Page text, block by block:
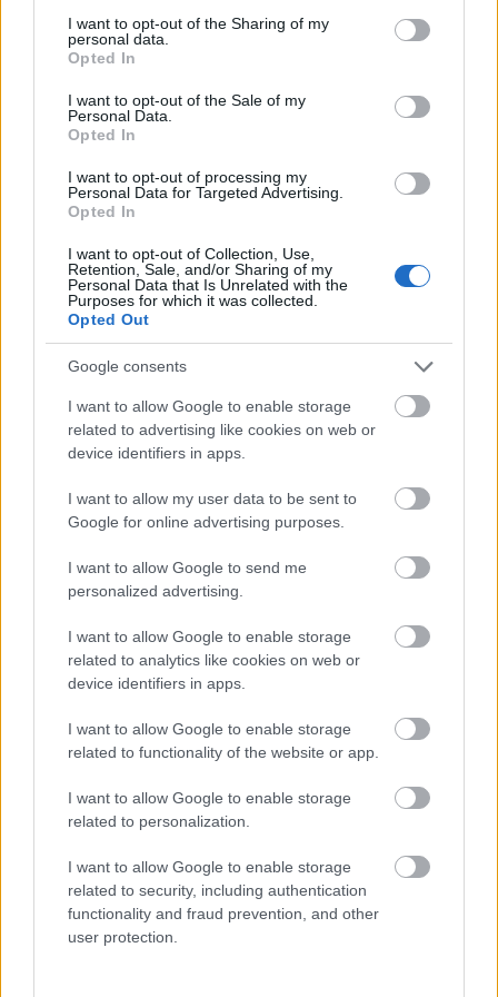
not limited to your visit or usage behaviour. You may click to
grant or deny consent to Google and its third-party tags to
use your data for below specified purposes in below Google
consent section.
I want to opt-out of the Sharing of my
personal data.
Opted In
I want to opt-out of the Sale of my
Personal Data.
Opted In
I want to opt-out of processing my
Personal Data for Targeted Advertising.
Opted In
I want to opt-out of Collection, Use,
Retention, Sale, and/or Sharing of my
Personal Data that Is Unrelated with the
Purposes for which it was collected.
Opted Out
Google consents
I want to allow Google to enable storage
related to advertising like cookies on web or
device identifiers in apps.
I want to allow my user data to be sent to
Google for online advertising purposes.
I want to allow Google to send me
personalized advertising.
I want to allow Google to enable storage
related to analytics like cookies on web or
device identifiers in apps.
I want to allow Google to enable storage
related to functionality of the website or app.
I want to allow Google to enable storage
related to personalization.
I want to allow Google to enable storage
related to security, including authentication
functionality and fraud prevention, and other
user protection.
ಕಿಮ್ಚಿಯಲ್ಲಿ ಹುದುಗಿಸಿದ ತರಕಾರಿಗಳು ಮತ್ತು ಮಸಾಲೆಗಳ
ಮಿಶ್ರಣವು ನಿಮ್ಮ ಹೃದಯಕ್ಕೆ ಒಳ್ಳೆಯದು ಎಂದು ಅಧ್ಯಯನಗಳು
ತೋರಿಸುತ್ತವೆ. ಇದು ಉರಿಯೂತ ನಿವಾರಕ ಗುಣಗಳನ್ನು ಸಹ
ಹೊಂದಿದೆ. ಇವು ರಕ್ತದೊತ್ತಡವನ್ನು ಕಡಿಮೆ ಮಾಡಲು ಮತ್ತು
ಹೃದಯದ ಆರೋಗ್ಯವನ್ನು ಬೆಂಬಲಿಸಲು ಸಹಾಯ ಮಾಡುತ್ತದೆ.
ನಿಮ್ಮ ಊಟಕ್ಕೆ ಕಿಮ್ಚಿ ಸೇರಿಸುವುದರಿಂದ ಅವು ಹೆಚ್ಚು
ರುಚಿಕರವಾಗಿರುತ್ತವೆ. ಇದು ಒಟ್ಟಾರೆ ಆರೋಗ್ಯಕ್ಕೆ ಪ್ರಮುಖ
ಕೆಲವು ಪ್ರಮುಖ ಪ್ರಯೋಜನಗಳು ಇಲ್ಲಿವೆ:
ಕೊಲೆಸ್ಟ್ರಾಲ್ ಮಟ್ಟವನ್ನು ಕಡಿಮೆ ಮಾಡಲು ಸಹಾಯ
ಮಾಡುತ್ತದೆ
ರಕ್ತದೊತ್ತಡವನ್ನು ಕಡಿಮೆ ಮಾಡುತ್ತದೆ
ಒಟ್ಟಾರೆ ಲಿಪಿಡ್ ಪ್ರೊಫೈಲ್‌ಗಳನ್ನು ಸುಧಾರಿಸುತ್ತದೆ
ಹೃದಯ ಕಾಯಿಲೆಯ ಅಪಾಯವನ್ನು ಕಡಿಮೆ ಮಾಡಲು
ಕೊಡುಗೆ ನೀಡುತ್ತದೆ
ಹೃದಯ ಆರೋಗ್ಯದ ಚಿಹ್ನೆಗಳು ಮತ್ತು ಪೋಷಕಾಂಶಗಳನ್ನು
ಹೊಂದಿರುವ ರೋಮಾಂಚಕ ಕಿಮ್ಚಿಯ ವಿವರಣೆ.
ಹೆಚ್ಚಿನ ಮಾಹಿತಿ ಮತ್ತು ಹೆಚ್ಚಿನ ರೆಸಲ್ಯೂಶನ್‌ಗಳಿಗಾಗಿ ಚಿತ್ರದ ಮೇಲೆ
ನೈಸರ್ಗಿಕ ಜೀರ್ಣಕಾರಿ ಸಹಾಯಕವಾಗಿ